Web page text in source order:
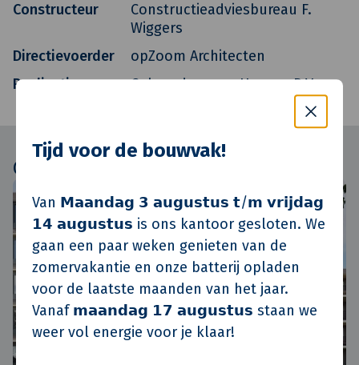
Tijd voor de bouwvak!
Van 𝗠𝗮𝗮𝗻𝗱𝗮𝗴 𝟯 𝗮𝘂𝗴𝘂𝘀𝘁𝘂𝘀 𝘁/𝗺 𝘃𝗿𝗶𝗷𝗱𝗮𝗴
𝟭𝟰 𝗮𝘂𝗴𝘂𝘀𝘁𝘂𝘀 is ons kantoor gesloten. We
gaan een paar weken genieten van de
zomervakantie en onze batterij opladen
voor de laatste maanden van het jaar.
Vanaf 𝗺𝗮𝗮𝗻𝗱𝗮𝗴 𝟭𝟳 𝗮𝘂𝗴𝘂𝘀𝘁𝘂𝘀 staan we
weer vol energie voor je klaar!
Constructeur
Constructieadviesbureau F.
Wiggers
Directievoerder
opZoom Architecten
Realisatie
Gebroeders van Herpen B.V.
Gerelateerd
Ontwikkelen